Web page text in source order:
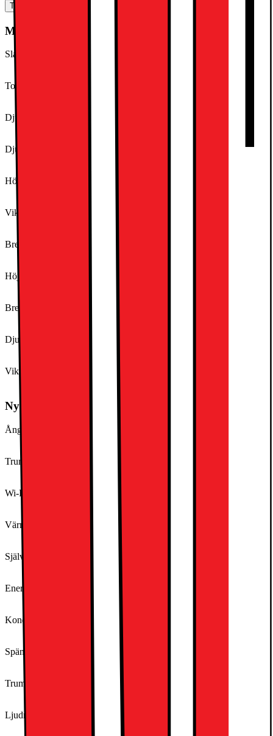
Teknisk specifikation
Mått & vikt
Sladdlängd (cm)
Totalt djup utan lucka (cm)
Djup med dörren öppen i 90° (cm)
Djup (cm)
Höjd (cm)
Vikt (kg)
Bredd (cm)
Höjd (inkl. emballage)
Bredd (inkl. emballage)
Djup (inkl. emballage)
Vikt (inkl. emballage)
Nyckelspecifikation
Ångfunktion
Trumbelysning
Wi-Fi
Värmeväxlare
Självrengörande kondensor
Energiklass
Kondensation (Effektivitetsklass)
Spänning (V)
Trummans volym (liter)
Ljudnivå vid torkning (dB)